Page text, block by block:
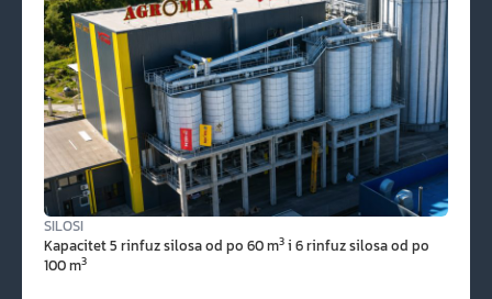
SILOSI
Kapacitet 5 rinfuz silosa od po 60 m3 i 6 rinfuz silosa od po
100 m3